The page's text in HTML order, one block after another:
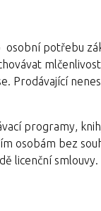
osobní potřebu
Prodávající
programy,
osobám bez
licenční